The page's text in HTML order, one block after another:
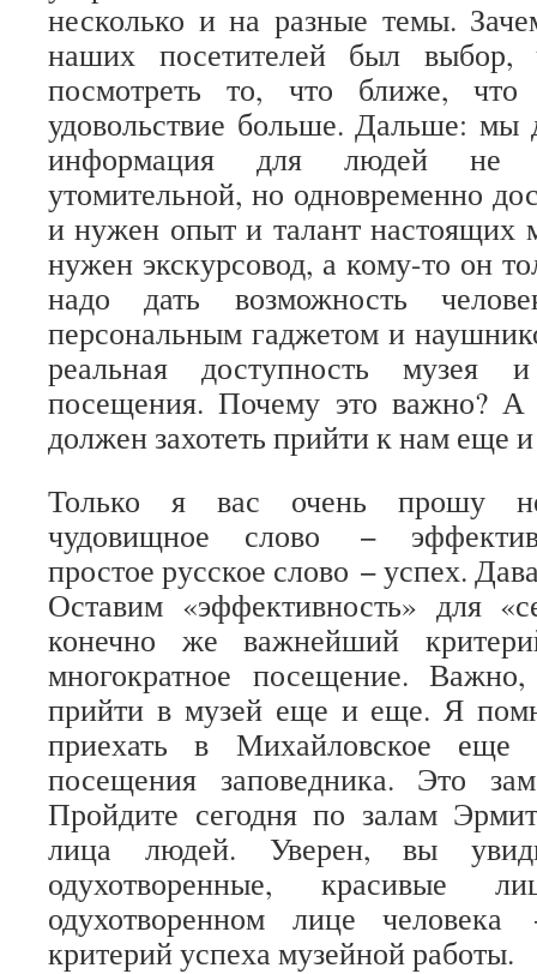
несколько и на разные темы.
наших посетителей был
посмотреть то, что ближе,
удовольствие больше. Дальше:
информация для людей не
утомительной, но одновременно
и нужен опыт и талант настоящих
нужен экскурсовод, а кому-то он
надо дать возможность
персональным гаджетом и
реальная доступность
посещения. Почему это важно? А
должен захотеть прийти к нам еще
Только я вас очень прошу
чудовищное слово −
простое русское слово − успех.
Оставим «эффективность» для
конечно же важнейший
многократное посещение.
прийти в музей еще и еще. Я
приехать в Михайловское еще
посещения заповедника. Это
Пройдите сегодня по залам
лица людей. Уверен, вы
одухотворенные,
одухотворенном лице
критерий успеха музейной работы.